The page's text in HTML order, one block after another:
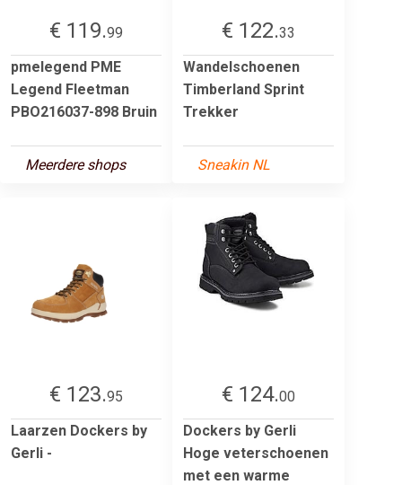
€ 119.99
pmelegend PME
Legend Fleetman
PBO216037-898 Bruin
Meerdere shops
€ 122.33
Wandelschoenen
Timberland Sprint
Trekker
Sneakin NL
€ 123.95
Laarzen Dockers by
Gerli -
€ 124.00
Dockers by Gerli
Hoge veterschoenen
met een warme